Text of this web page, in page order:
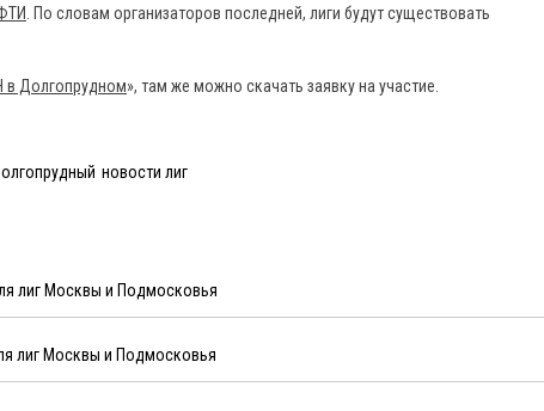
. По словам организаторов последней, лиги будут существовать
в Долгопрудном», там же можно скачать заявку на участие.
новости лиг
лиг Москвы и Подмосковья
лиг Москвы и Подмосковья